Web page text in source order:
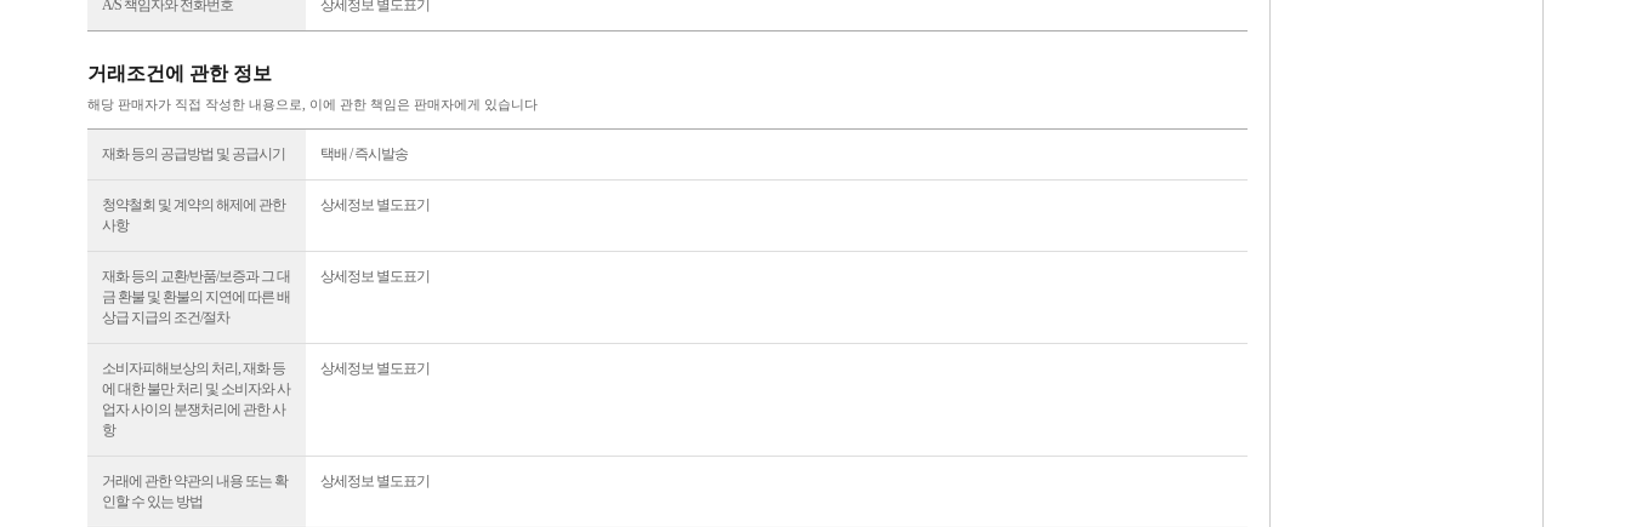
A/S 책임자와 전화번호 상세정보 별도표기
거래조건에 관한 정보
해당 판매자가 직접 작성한 내용으로, 이에 관한 책임은 판매자에게 있습니다
재화 등의 공급방법 및 공급시기 택배 / 즉시발송
청약철회 및 계약의 해제에 관한
사항
상세정보 별도표기
재화 등의 교환/반품/보증과 그 대
금 환불 및 환불의 지연에 따른 배
상급 지급의 조건/절차
상세정보 별도표기
소비자피해보상의 처리, 재화 등
에 대한 불만 처리 및 소비자와 사
업자 사이의 분쟁처리에 관한 사
항
상세정보 별도표기
거래에 관한 약관의 내용 또는 확
인할 수 있는 방법
상세정보 별도표기